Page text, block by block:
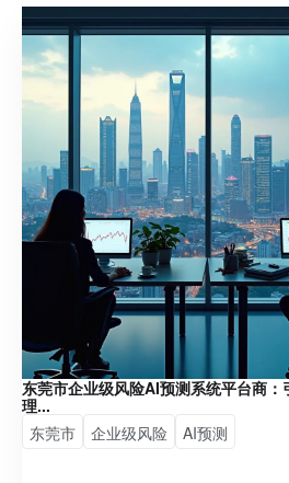
东莞市企业级风险AI预测系统平台商：
理...
东莞市
企业级风险 AI预测